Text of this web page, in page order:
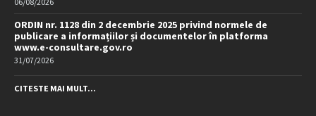
ORDIN nr. 1128 din 2 decembrie 2025 privind normele de
publicare a informațiilor și documentelor în platforma
www.e-consultare.gov.ro
31/07/2026
CITESTE MAI MULT...